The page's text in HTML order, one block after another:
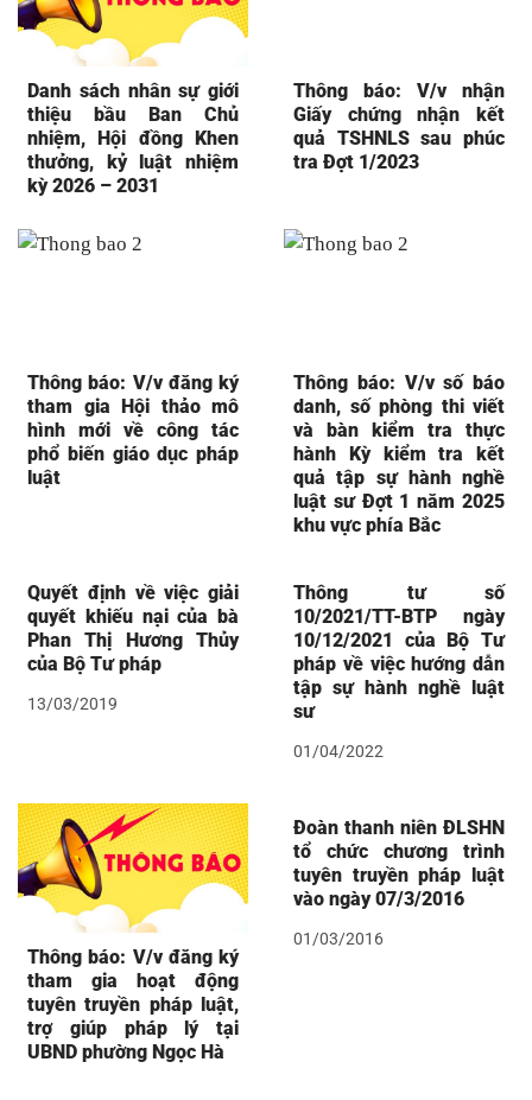
Danh sách nhân sự giới
thiệu bầu Ban Chủ
nhiệm, Hội đồng Khen
thưởng, kỷ luật nhiệm
kỳ 2026 – 2031
Thông báo: V/v nhận
Giấy chứng nhận kết
quả TSHNLS sau phúc
tra Đợt 1/2023
Thông báo: V/v đăng ký
tham gia Hội thảo mô
hình mới về công tác
phổ biến giáo dục pháp
luật
Thông báo: V/v số báo
danh, số phòng thi viết
và bàn kiểm tra thực
hành Kỳ kiểm tra kết
quả tập sự hành nghề
luật sư Đợt 1 năm 2025
khu vực phía Bắc
Quyết định về việc giải
quyết khiếu nại của bà
Phan Thị Hương Thủy
của Bộ Tư pháp
13/03/2019
Thông tư số
10/2021/TT-BTP ngày
10/12/2021 của Bộ Tư
pháp về việc hướng dẫn
tập sự hành nghề luật
sư
01/04/2022
Thông báo: V/v đăng ký
tham gia hoạt động
tuyên truyền pháp luật,
trợ giúp pháp lý tại
UBND phường Ngọc Hà
Đoàn thanh niên ĐLSHN
tổ chức chương trình
tuyên truyền pháp luật
vào ngày 07/3/2016
01/03/2016